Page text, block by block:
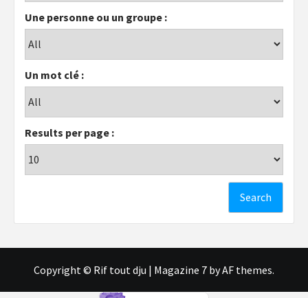
Une personne ou un groupe :
Un mot clé :
Results per page :
Copyright © Rif tout dju | Magazine 7 by AF themes.